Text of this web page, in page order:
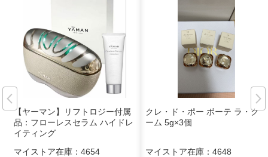
【ヤーマン】リフトロジー付属
品：フローレスセラム ハイドレ
イティング
マイストア在庫： 4654
クレ・ド・ポー ボーテ ラ・クレ
ーム 5g×3個
マイストア在庫： 4648